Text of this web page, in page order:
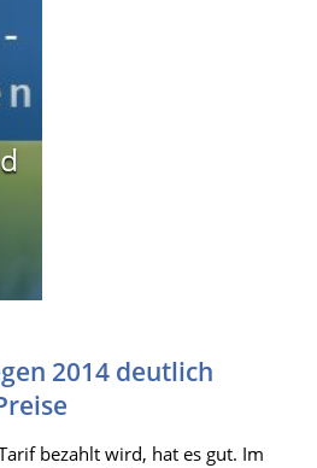
2014 deutlich
bezahlt wird, hat es gut. Im